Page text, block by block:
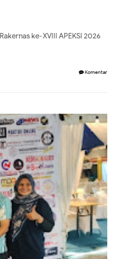
ke-XVIII APEKSI 2026
Komentar